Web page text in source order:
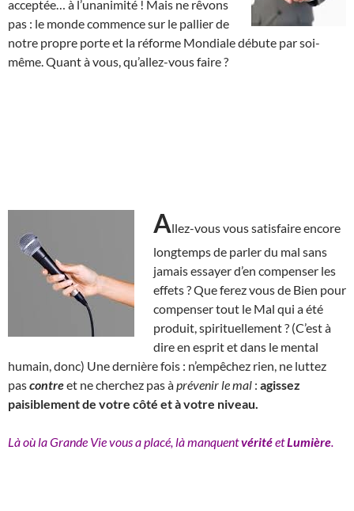
acceptée… à l’unanimité ! Mais ne rêvons
pas : le monde commence sur le pallier de
notre propre porte et la réforme Mondiale débute par soi-
même. Quant à vous, qu’allez-vous faire ?
Allez-vous vous satisfaire encore
longtemps de parler du mal sans
jamais essayer d’en compenser les
effets ? Que ferez vous de Bien pour
compenser tout le Mal qui a été
produit, spirituellement ? (C’est à
dire en esprit et dans le mental
humain, donc) Une dernière fois : n’empêchez rien, ne luttez
pascontreet ne cherchez pas àprévenir le mal : agissez
paisiblement de votre côté et à votre niveau.
Là où la Grande Vie vous a placé, là manquentvéritéetLumière